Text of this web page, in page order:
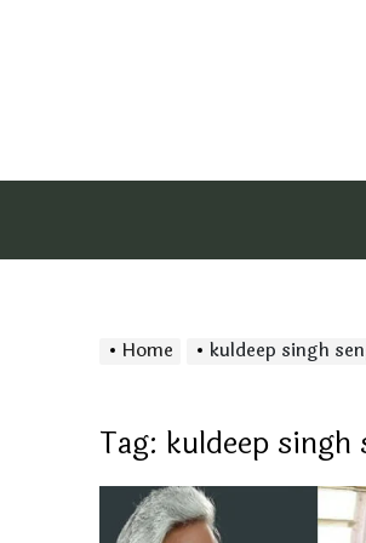
Home kuldeep singh
Tag: kuldeep singh